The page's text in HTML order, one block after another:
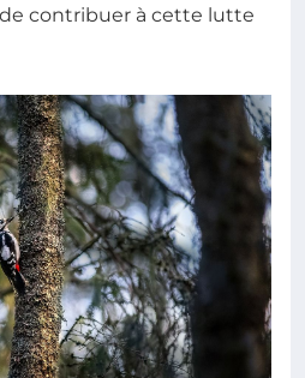
contribuer à cette lutte